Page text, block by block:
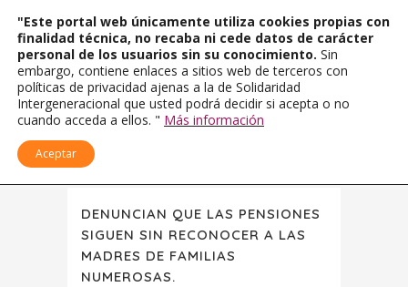
DENUNCIAN QUE LAS PENSIONES
SIGUEN SIN RECONOCER A LAS
MADRES DE FAMILIAS
NUMEROSAS.
"Este portal web únicamente utiliza cookies propias con
finalidad técnica, no recaba ni cede datos de carácter
personal de los usuarios sin su conocimiento. Sin
embargo, contiene enlaces a sitios web de terceros con
políticas de privacidad ajenas a la de Solidaridad
Intergeneracional que usted podrá decidir si acepta o no
cuando acceda a ellos. " Más información
Aceptar